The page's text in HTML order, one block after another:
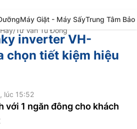
Máy Giặt - Máy SấyTrung Tâm Bảo
/Tư Vấn Tủ Đông
inverter VH-
chọn tiết kiệm hiệu
lúc 15:52
với 1 ngăn đông cho khách